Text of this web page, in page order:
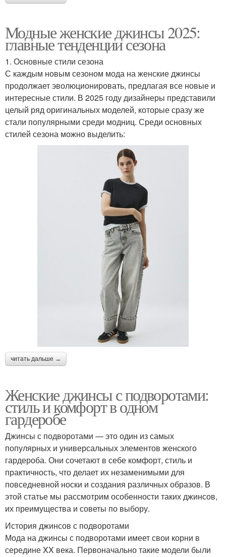
Модные женские джинсы 2025:
главные тенденции сезона
1. Основные стили сезона
С каждым новым сезоном мода на женские джинсы
продолжает эволюционировать, предлагая все новые и
интересные стили. В 2025 году дизайнеры представили
целый ряд оригинальных моделей, которые сразу же
стали популярными среди модниц. Среди основных
стилей сезона можно выделить:
читать дальше →
Женские джинсы с подворотами:
стиль и комфорт в одном
гардеробе
Джинсы с подворотами — это один из самых
популярных и универсальных элементов женского
гардероба. Они сочетают в себе комфорт, стиль и
практичность, что делает их незаменимыми для
повседневной носки и создания различных образов. В
этой статье мы рассмотрим особенности таких джинсов,
их преимущества и советы по выбору.
История джинсов с подворотами
Мода на джинсы с подворотами имеет свои корни в
середине XX века. Первоначально такие модели были